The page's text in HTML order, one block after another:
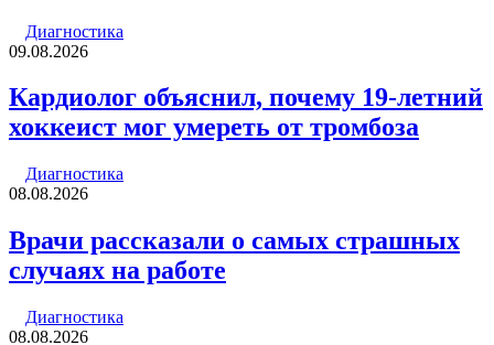
Диагностика
09.08.2026
Кардиолог объяснил, почему 19-летний
хоккеист мог умереть от тромбоза
Диагностика
08.08.2026
Врачи рассказали о самых страшных
случаях на работе
Диагностика
08.08.2026